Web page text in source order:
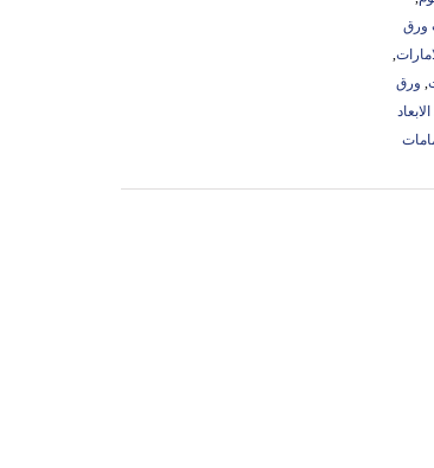
ورق
,
, ورق